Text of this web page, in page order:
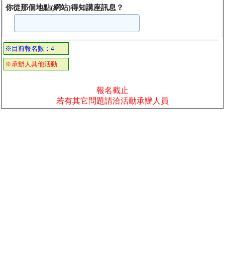
你從那個地點(網站)得知講座訊息？
※目前報名數：4
※承辦人其他活動
報名截止
若有其它問題請洽活動承辦人員